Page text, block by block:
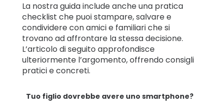
La nostra guida include anche una pratica
checklist che puoi stampare, salvare e
condividere con amici e familiari che si
trovano ad affrontare la stessa decisione.
L’articolo di seguito approfondisce
ulteriormente l’argomento, offrendo consigli
pratici e concreti.
Tuo figlio dovrebbe avere uno smartphone?